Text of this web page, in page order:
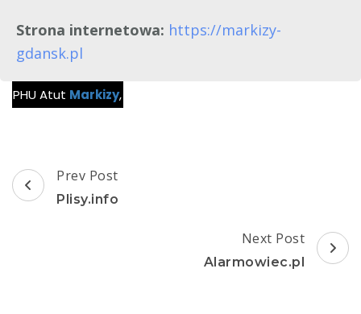
Strona internetowa: https://markizy-
gdansk.pl
Post
Navigation
Prev Post
Plisy.info
Next Post
Alarmowiec.pl